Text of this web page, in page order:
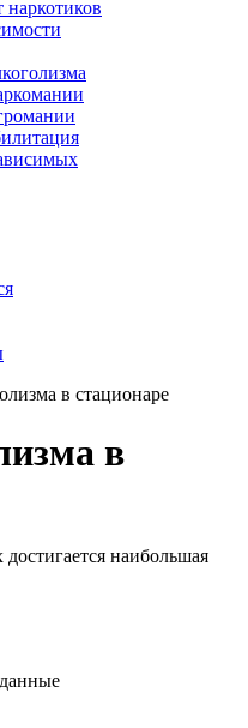
наркотиков
в стационаре
в
наибольшая